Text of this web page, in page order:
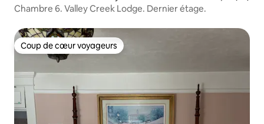
Chambre 6. Valley Creek Lodge. Dernier étage.
Coup de cœur voyageurs
Coup de cœur voyageurs